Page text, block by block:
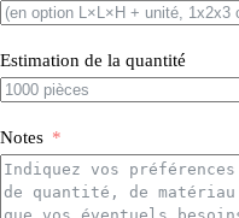
Estimation de la quantité
Notes